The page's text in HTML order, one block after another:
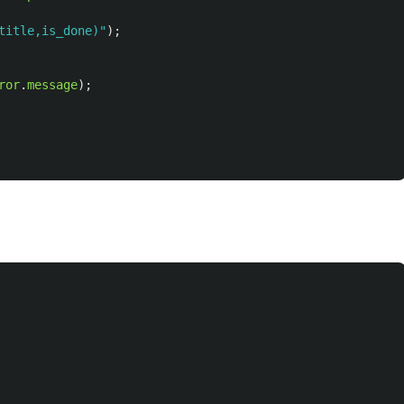
" );
.message);